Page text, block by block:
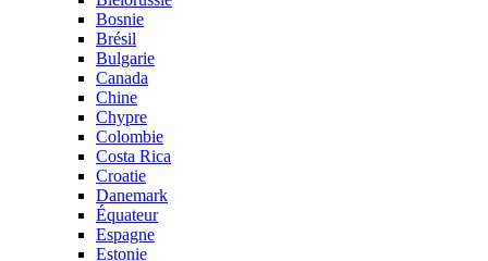
Bosnie
Brésil
Bulgarie
Canada
Chine
Chypre
Colombie
Costa Rica
Croatie
Danemark
Équateur
Espagne
Estonie